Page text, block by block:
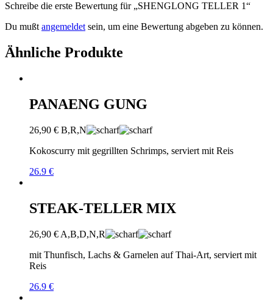
Schreibe die erste Bewertung für „SHENGLONG TELLER 1“
Du mußt angemeldet sein, um eine Bewertung abgeben zu können.
Ähnliche Produkte
PANAENG GUNG
26,90 € B,R,N
Kokoscurry mit gegrillten Schrimps, serviert mit Reis
26.9 €
STEAK-TELLER MIX
26,90 € A,B,D,N,R
mit Thunfisch, Lachs & Garnelen auf Thai-Art, serviert mit
Reis
26.9 €